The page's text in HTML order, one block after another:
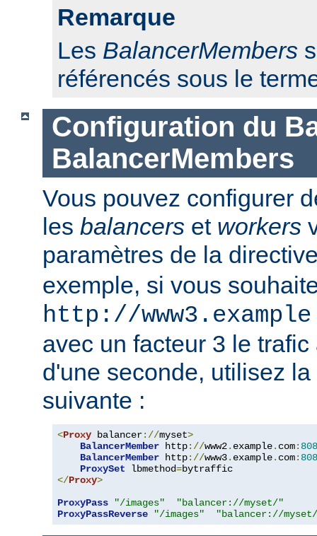
Remarque
Les BalancerMembers
référencés sous le
Configuration du
BalancerMembers
Vous pouvez configurer
les balancers et workers
paramètres de la
exemple, si vous
http://
avec un facteur 3 le
d'une seconde, utilisez
suivante :
<Proxy balancer://myset>
BalancerMember http://www2. example. com:
BalancerMember http://www3. example. com:
ProxySet lbmethod=
</Proxy>
ProxyPass
"/images"
"balancer://myset/"
ProxyPassReverse
"/images" "balancer://